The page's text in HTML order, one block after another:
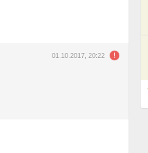
01.10.2017, 20:22